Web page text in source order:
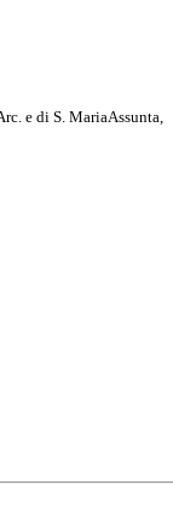
e di S. MariaAssunta,